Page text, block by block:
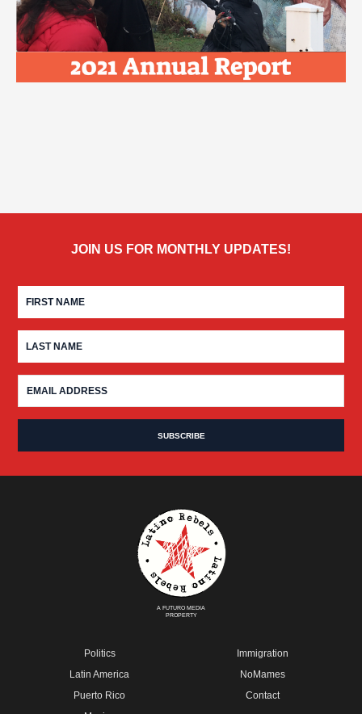
JOIN US FOR MONTHLY UPDATES!
A FUTURO MEDIA
PROPERTY
Politics
Latin America
Puerto Rico
Immigration
NoMames
Contact